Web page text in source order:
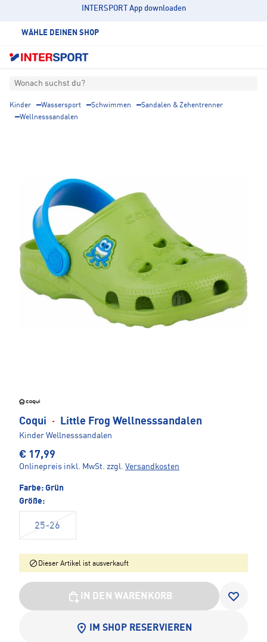
INTERSPORT App downloaden
WÄHLE DEINEN SHOP
Wonach suchst du?
Kinder Wassersport Schwimmen
Sandalen & Zehentrenner
Wellnesssandalen
Coqui · Little Frog Wellnesssandalen
Kinder Wellnesssandalen
€ 17,99
Onlinepreis inkl. MwSt. zzgl. Versandkosten
Farbe: Grün
Größe:
25-26
Dieser Artikel ist ausverkauft
IN DEN WARENKORB
IM SHOP RESERVIEREN